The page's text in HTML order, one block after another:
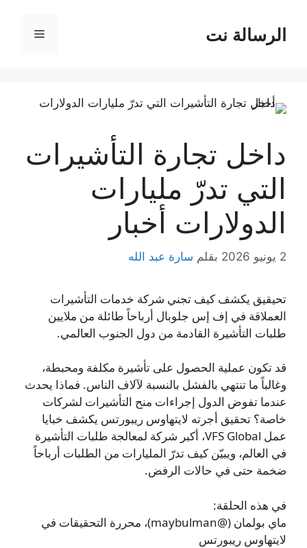
المحتوىالرسالة نت القائمة
داخل تجارة التأشيرات
التي تدرّ مليارات
الدولارات أخبار
2 يونيو 2026 بقلم سارة عبد الله
تحيقيق يكشف كيف تجني شركة خدمات التأشيرات
العملاقة في إف إس جلوبال أرباحاً طائلة من ملايين
طلبات التأشيرة القادمة من دول الجنوب العالمي.
قد تكون عملية الحصول على تأشيرة مكلفة ومحبطة،
وغالباً ما تنتهي بالفشل بالنسبة لآلاف الناس. فماذا يحدث
عندما تفوض الدول إجراءات منح التأشيرات لشركات
خاصة؟ تحقيق أجرته لايتهاوس ريبورتس يكشف خبايا
عمل VFS Global، أكبر شركة لمعالجة طلبات التأشيرة
في العالم، ويبيّن كيف تدرّ المليارات من الطلبات أرباحاً
ضخمة حتى في حالات الرفض.
في هذه الحلقة:
ماي بولمان (@maybulman)، محررة التحقيقات في
لايتهاوس ريبورتس